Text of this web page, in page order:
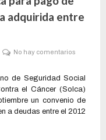
adquirida entre
No hay comentarios
de Seguridad Social
el Cáncer (Solca)
un convenio de
a deudas entre el 2012